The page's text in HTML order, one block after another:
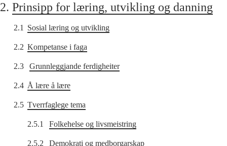
2. Prinsipp for læring, utvikling og danning
2.1 Sosial læring og utvikling
2.2 Kompetanse i faga
2.3 Grunnleggjande ferdigheiter
2.4 Å lære å lære
2.5 Tverrfaglege tema
2.5.1 Folkehelse og livsmeistring
2.5.2 Demokrati og medborgarskap